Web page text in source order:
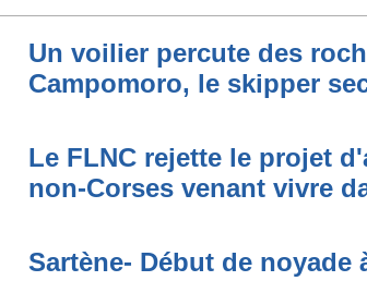
Un voilier percute des
Campomoro, le skipper
Le FLNC rejette le projet
non-Corses venant vivre
Sartène- Début de noyade